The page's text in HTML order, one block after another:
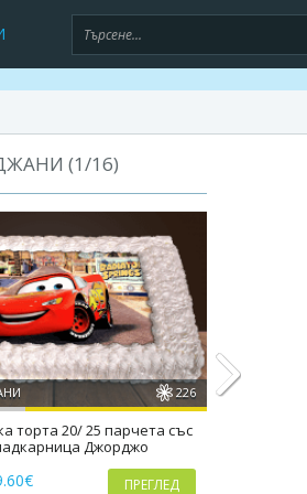
(1/16)
226
торта 20/ 25 парчета със
Джорджо
ПРЕГЛЕД
ДЖОРДЖО
Торта за
спортове